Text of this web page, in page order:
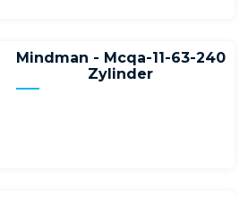
Mindman - Mcqa-11-63-240
Zylinder